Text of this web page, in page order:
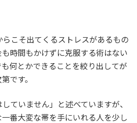
こそ出てくるストレスがあるもの
時間もかけずに克服する術はない
何とかできることを絞り出してが
です。
ていません」と述べていますが、
番大変な帯を手にいれる人を少し